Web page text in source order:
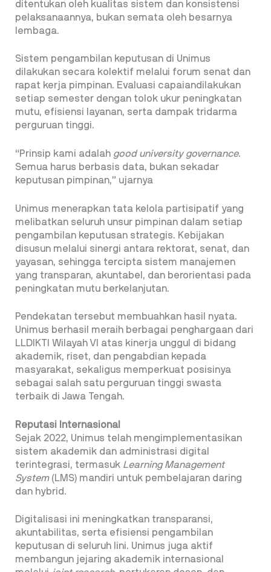
ditentukan oleh kualitas sistem dan konsistensi
pelaksanaannya, bukan semata oleh besarnya
lembaga.
Sistem pengambilan keputusan di Unimus
dilakukan secara kolektif melalui forum senat dan
rapat kerja pimpinan. Evaluasi capaiandilakukan
setiap semester dengan tolok ukur peningkatan
mutu, efisiensi layanan, serta dampak tridarma
perguruan tinggi.
“Prinsip kami adalah good university governance.
Semua harus berbasis data, bukan sekadar
keputusan pimpinan,” ujarnya
Unimus menerapkan tata kelola partisipatif yang
melibatkan seluruh unsur pimpinan dalam setiap
pengambilan keputusan strategis. Kebijakan
disusun melalui sinergi antara rektorat, senat, dan
yayasan, sehingga tercipta sistem manajemen
yang transparan, akuntabel, dan berorientasi pada
peningkatan mutu berkelanjutan.
Pendekatan tersebut membuahkan hasil nyata.
Unimus berhasil meraih berbagai penghargaan dari
LLDIKTI Wilayah VI atas kinerja unggul di bidang
akademik, riset, dan pengabdian kepada
masyarakat, sekaligus memperkuat posisinya
sebagai salah satu perguruan tinggi swasta
terbaik di Jawa Tengah.
Reputasi Internasional
Sejak 2022, Unimus telah mengimplementasikan
sistem akademik dan administrasi digital
terintegrasi, termasuk Learning Management
System(LMS) mandiri untuk pembelajaran daring
dan hybrid.
Digitalisasi ini meningkatkan transparansi,
akuntabilitas, serta efisiensi pengambilan
keputusan di seluruh lini. Unimus juga aktif
membangun jejaring akademik internasional